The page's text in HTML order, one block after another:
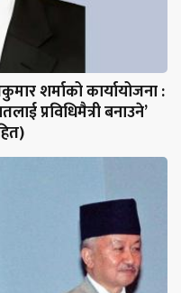
शर्माको कार्यायोजना :
प्रविधिमैत्री बनाउने’